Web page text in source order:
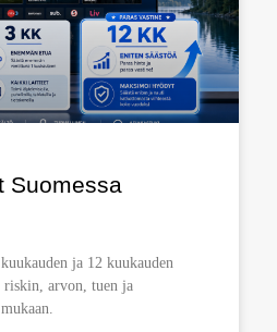
Suomessa
ja 12 kuukauden
arvon, tuen ja